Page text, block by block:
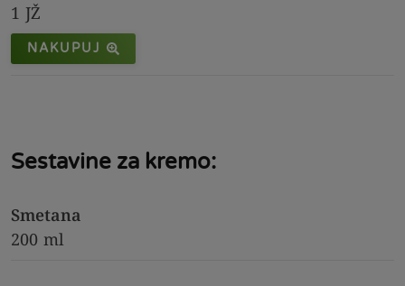
1 JŽ
NAKUPUJ
Sestavine za kremo:
Smetana
200 ml